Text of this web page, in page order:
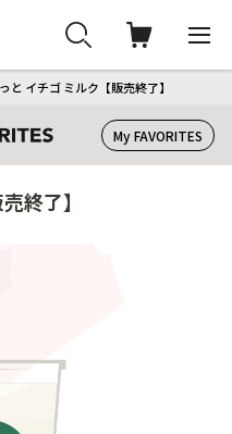
と イチゴ ミルク【販売終了】
My FAVORITES
終了】